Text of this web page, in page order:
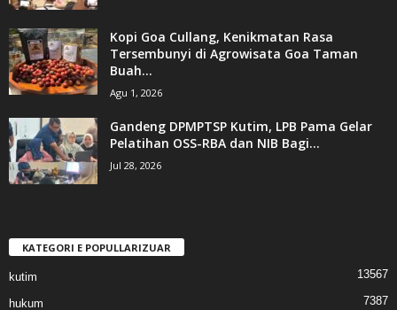
Kopi Goa Cullang, Kenikmatan Rasa
Tersembunyi di Agrowisata Goa Taman
Buah...
Agu 1, 2026
Gandeng DPMPTSP Kutim, LPB Pama Gelar
Pelatihan OSS-RBA dan NIB Bagi...
Jul 28, 2026
KATEGORI E POPULLARIZUAR
kutim 13567
hukum 7387